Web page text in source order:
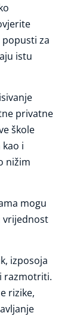
za
istu
privatne
škole
i
nižim
mogu
vrijednost
izposoja
razmotriti.
rizike,